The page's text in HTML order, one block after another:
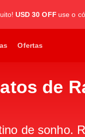
USD 30 OFF use o
Ofertas
de
de sonho.